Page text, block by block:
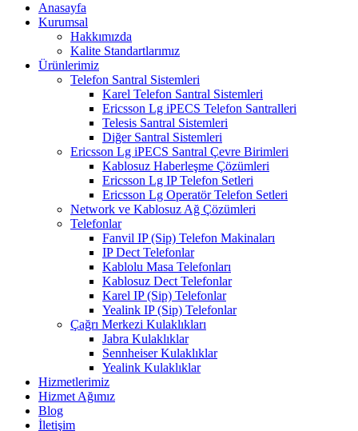
Anasayfa
Kurumsal
Hakkımızda
Kalite Standartlarımız
Ürünlerimiz
Telefon Santral Sistemleri
Karel Telefon Santral Sistemleri
Ericsson Lg iPECS Telefon Santralleri
Telesis Santral Sistemleri
Diğer Santral Sistemleri
Ericsson Lg iPECS Santral Çevre Birimleri
Kablosuz Haberleşme Çözümleri
Ericsson Lg IP Telefon Setleri
Ericsson Lg Operatör Telefon Setleri
Network ve Kablosuz Ağ Çözümleri
Telefonlar
Fanvil IP (Sip) Telefon Makinaları
IP Dect Telefonlar
Kablolu Masa Telefonları
Kablosuz Dect Telefonlar
Karel IP (Sip) Telefonlar
Yealink IP (Sip) Telefonlar
Çağrı Merkezi Kulaklıkları
Jabra Kulaklıklar
Sennheiser Kulaklıklar
Yealink Kulaklıklar
Hizmetlerimiz
Hizmet Ağımız
Blog
İletişim